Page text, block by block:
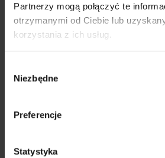
Partnerzy mogą połączyć te
otrzymanymi od Ciebie lub
korzystania z ich usług.
zgody
Niezbędne
Preferencje
Statystyka
Stabilny, naturalny
wypadania protez,
Odmłodzony wygląd i
Możliwość jedzenia bez
specjalna
– „Zacznijcie od